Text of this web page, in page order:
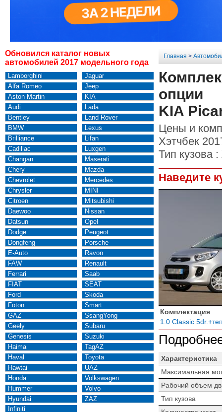
Обновился каталог новых
автомобилей 2017 модельного года
Lamborghini
Alfa Romeo
Aston Martin
Audi
Bentley
BMW
Brilliance
Cadillac
Changan
Chery
Chevrolet
Chrysler
Citroen
Daewoo
Datsun
Dodge
Dongfeng
E-Auto
FAW
Ferrari
FIAT
Ford
Foton
GAZ
Geely
Genesis
Haima
Haval
Hawtai
Honda
Hummer
Hyundai
Infiniti
Jaguar
Jeep
KIA
Lada
Land Rover
Lexus
Lifan
Luxgen
Maserati
Mazda
Mercedes
MINI
Mitsubishi
Nissan
Opel
Peugeot
Porsche
Ravon
Renault
Saab
SEAT
Skoda
Smart
SsangYong
Subaru
Suzuki
TagAZ
Toyota
UAZ
Volkswagen
Volvo
ZAZ
Главная >
опции
KIA
Цены и
Хэтчбек
Тип кузова :
Наведите
Комплектация
1.0 Classic
Характеристика
Максимальная
Рабочий объем
Тип кузова